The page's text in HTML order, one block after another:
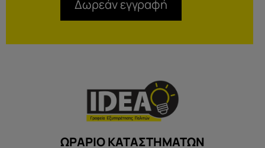
Δωρεάν εγγραφή
ΩΡΑΡΙΟ ΚΑΤΑΣΤΗΜΑΤΩΝ